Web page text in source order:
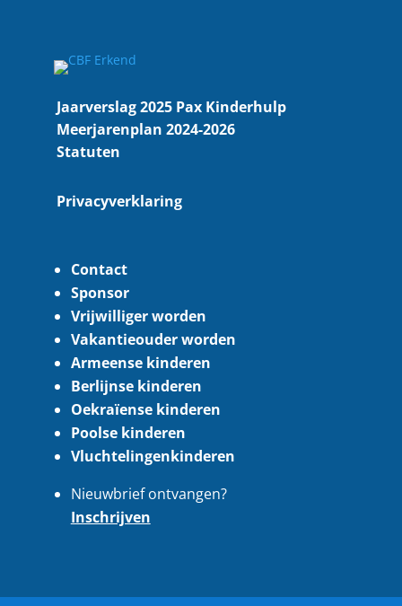
Jaarverslag 2025 Pax Kinderhulp
Meerjarenplan 2024-2026
Statuten
Privacyverklaring
Contact
Sponsor
Vrijwilliger worden
Vakantieouder worden
Armeense kinderen
Berlijnse kinderen
Oekraïense kinderen
Poolse kinderen
Vluchtelingenkinderen
Nieuwbrief ontvangen?
Inschrijven